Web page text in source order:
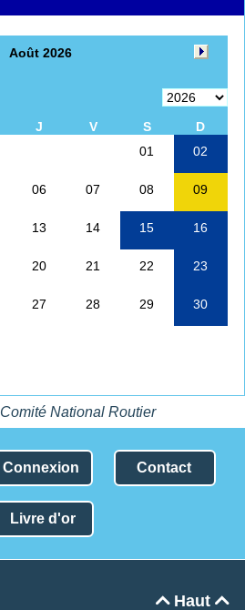
Comité National Routier
Connexion Contact
Livre d'or
Haut 